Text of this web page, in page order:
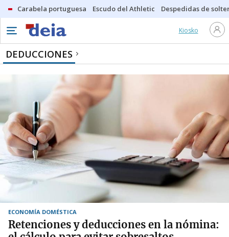
Carabela portuguesa Escudo del Athletic Despedidas de
Kiosko
DEDUCCIONES
ECONOMÍA DOMÉSTICA
Retenciones y deducciones en la nómina: